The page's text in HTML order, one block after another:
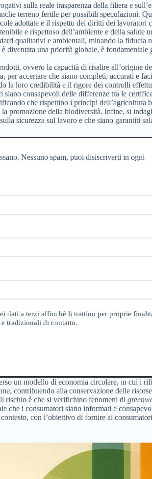
sulla reale trasparenza della filiera e
terreno fertile per possibili speculazioni.
adottate e il rispetto dei diritti dei lavoratori
e rispettoso dell’ambiente e della salute
qualitativi e ambientali, minando la fiducia
diventata una priorità globale, è
ovvero la capacità di risalire all’origine
accertare che siano completi, accurati e
la loro credibilità e il rigore dei controlli
consapevoli delle differenze tra le
che rispettino i principi
della biodiversità. Infine, si
sicurezza sul lavoro e che siano garantiti
Nessuno spam, puoi disiscriverti in ogni
dati a terzi affinché li trattino per proprie
tradizionali di contatto.
un modello di economia circolare, in cui i
contribuendo alla conservazione delle
rischio è che si verifichino fenomeni di
che i consumatori siano informati e
con l’obiettivo di fornire ai